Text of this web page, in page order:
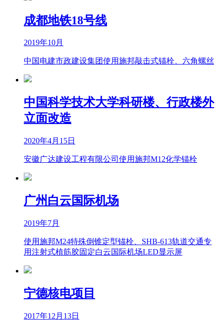
成都地铁18号线
2019年10月
中国电建市政建设集团使用施邦敲击式锚栓、六角螺丝
中国科学技术大学科研楼、行政楼外
立面改造
2020年4月15日
安徽广达建设工程有限公司使用施邦M12化学锚栓
广州白云国际机场
2019年7月
使用施邦M24特殊倒锥定型锚栓、SHB-613轨道交通专
用注射式植筋胶固定白云国际机场LED显示屏
宁德核电项目
2017年12月13日